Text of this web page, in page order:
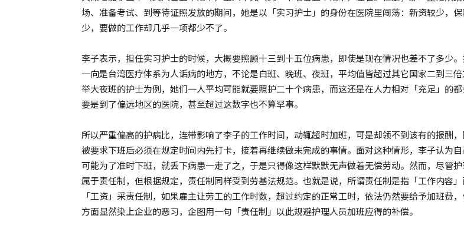
场、准备考试、到等待证照发放的期间，她是以「实习护士」的身份在医院里闯荡：新资较少，
少，要做的工作却几乎一项都少不了。
李子表示，担任实习护士的时候，大概要照顾十三到十五位病患，即使是现在情况也差不了多少
一向是台湾医疗体系为人诟病的地方，不论是白班、晚班、夜班，平均值皆超过其它国家二到三倍
举大夜班的护士为例，她们一人平均可能就要照护二十个病患，而这还是在人力相对「充足」的都
要是到了偏远地区的医院，甚至超过这数字也不算罕事。
所以严重偏高的护病比，连带影响了李子的工作时间，动辄超时加班，可是却领不到该有的报酬
被要求下班后必须在规定时间内先打卡，接着再继续做未完成的事情。面对这种情形，李子认为
可能为了准时下班，就丢下病患一走了之，于是只得像这样默默无声做着无偿劳动。然而，尽管护
属于责任制，但根据规定，责任制同样受到劳基法规范。也就是说，所谓责任制是指「工作内容
「工资」采责任制，如果雇主让劳工的工作时数，超过约定的正常工时，依法仍然要给予加班费
方面显然染上企业的恶习，企图用一句「责任制」以此规避护理人员加班应得的补偿。